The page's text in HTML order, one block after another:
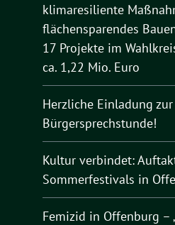
klimaresiliente
flächensparendes
17 Projekte im
ca. 1,22 Mio. Euro
Herzliche Einladung zur
Bürgersprechstunde!
Kultur verbindet:
Sommerfestivals in
Femizid in Offenburg –